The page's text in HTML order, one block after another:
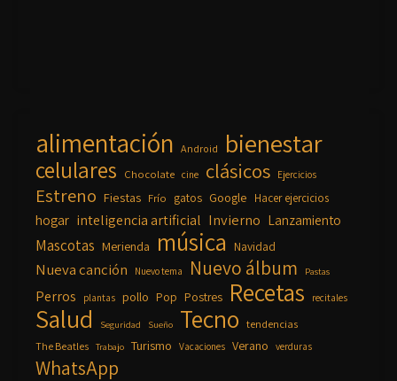
alimentación Android bienestar
celulares Chocolate cine clásicos Ejercicios
Estreno Fiestas Frío gatos Google Hacer ejercicios
hogar inteligencia artificial Invierno Lanzamiento
Mascotas Merienda música Navidad
Nueva canción Nuevo tema Nuevo álbum Pastas
Perros plantas pollo Pop Postres Recetas recitales
Salud Seguridad Sueño Tecno tendencias
The Beatles Trabajo Turismo Vacaciones Verano verduras
WhatsApp